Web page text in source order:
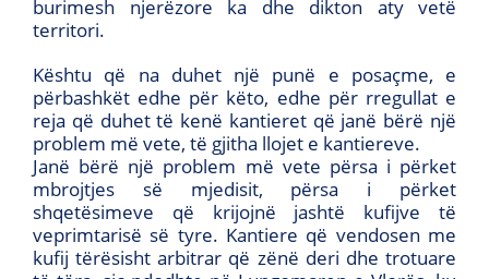
burimesh njerëzore ka dhe dikton aty vetë
territori.
Kështu që na duhet një punë e posaçme, e
përbashkët edhe për këto, edhe për rregullat e
reja që duhet të kenë kantieret që janë bërë një
problem më vete, të gjitha llojet e kantiereve.
Janë bërë një problem më vete përsa i përket
mbrojtjes së mjedisit, përsa i përket
shqetësimeve që krijojnë jashtë kufijve të
veprimtarisë së tyre. Kantiere që vendosen me
kufij tërësisht arbitrar që zënë deri dhe trotuare